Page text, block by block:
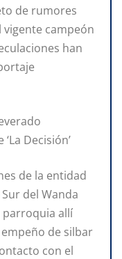
de rumores
vigente campeón
han
Decisión’
de la entidad
del Wanda
allí
de silbar
con el